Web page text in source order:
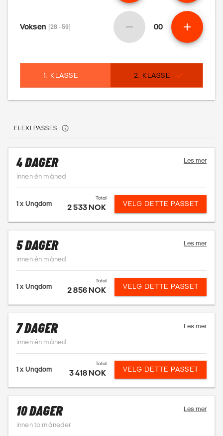
Voksen [28 - 59] 00
1. KLASSE 2. KLASSE
FLEXI PASSES
4 DAGER
innen én måned
Les mer
1 x Ungdom
Total
2 533 NOK VELG DETTE PASSET
5 DAGER
innen én måned
Les mer
1 x Ungdom
Total
2 856 NOK VELG DETTE PASSET
7 DAGER
innen én måned
Les mer
1 x Ungdom
Total
3 418 NOK VELG DETTE PASSET
10 DAGER
innen to måneder
Les mer